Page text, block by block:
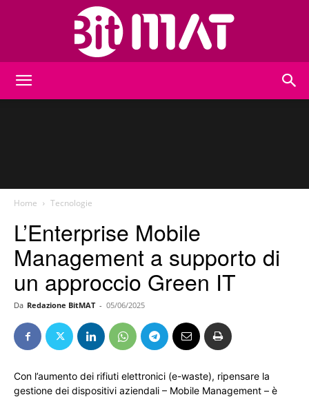
Home Tecnologie
L’Enterprise Mobile
Management a supporto di
un approccio Green IT
Da Redazione BitMAT - 05/06/2025
Con l’aumento dei rifiuti elettronici (e-waste), ripensare la
gestione dei dispositivi aziendali – Mobile Management – è